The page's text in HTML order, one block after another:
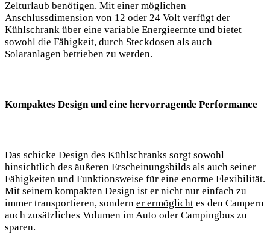
Zelturlaub benötigen.⁤ Mit einer möglichen
Anschlussdimension von 12 oder 24 Volt verfügt⁣ der
Kühlschrank über eine variable Energieernte und bietet
sowohl die⁤ Fähigkeit, durch‍ Steckdosen ⁢als auch
Solaranlagen⁢ betrieben zu werden.
Kompaktes‍ Design ⁣und eine hervorragende Performance
Das ⁢schicke Design des ⁢Kühlschranks sorgt sowohl
hinsichtlich des äußeren Erscheinungsbilds ​als auch seiner
Fähigkeiten und ⁤Funktionsweise für eine enorme‌ Flexibilität.
Mit seinem kompakten Design‌ ist​ er nicht nur einfach zu
immer‍ transportieren, sondern‌ er ermöglicht es den‍ Campern⁤
auch zusätzliches ⁣Volumen im Auto oder Campingbus zu​
sparen.